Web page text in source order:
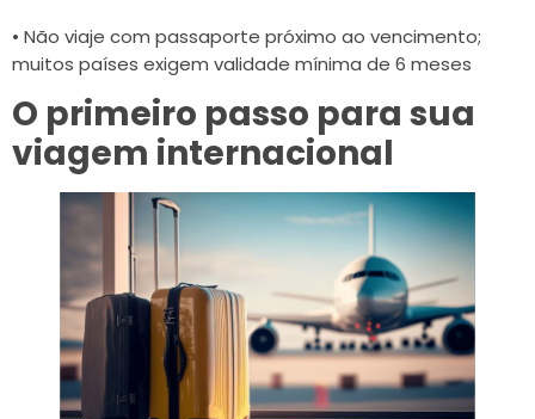
• Não viaje com passaporte próximo ao vencimento;
muitos países exigem validade mínima de 6 meses
O primeiro passo para sua
viagem internacional